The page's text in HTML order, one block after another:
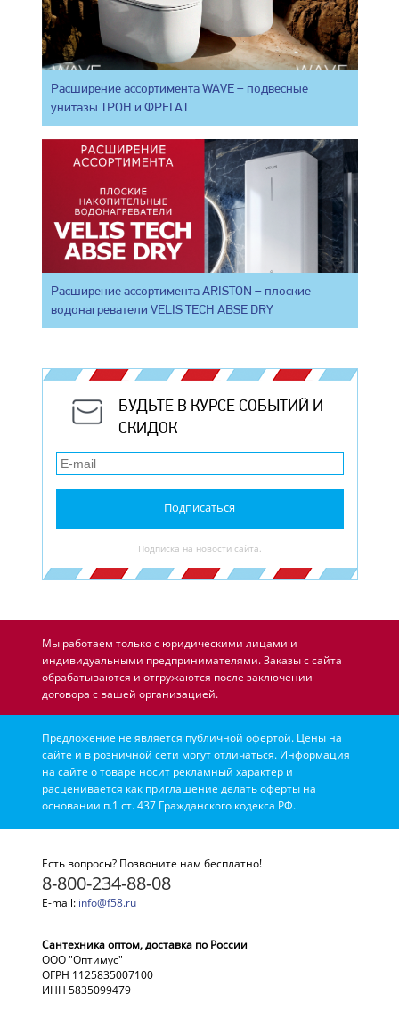
Расширение ассортимента WAVE – подвесные
унитазы ТРОН и ФРЕГАТ
Расширение ассортимента ARISTON – плоские
водонагреватели VELIS TECH ABSE DRY
БУДЬТЕ В КУРСЕ СОБЫТИЙ И
СКИДОК
Подписаться
Подписка на новости сайта.
Мы работаем только с юридическими лицами и
индивидуальными предпринимателями. Заказы с сайта
обрабатываются и отгружаются после заключении
договора с вашей организацией.
Предложение не является публичной офертой. Цены на
сайте и в розничной сети могут отличаться. Информация
на сайте о товаре носит рекламный характер и
расценивается как приглашение делать оферты на
основании п.1 ст. 437 Гражданского кодекса РФ.
Есть вопросы? Позвоните нам бесплатно!
8-800-234-88-08
E-mail: info@f58.ru
Сантехника оптом, доставка по России
ООО "Оптимус"
ОГРН 1125835007100
ИНН 5835099479